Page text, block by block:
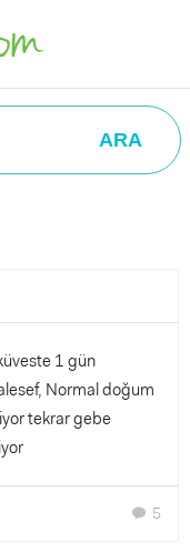
ARA
1 gün
Normal doğum
tekrar gebe
chat 5